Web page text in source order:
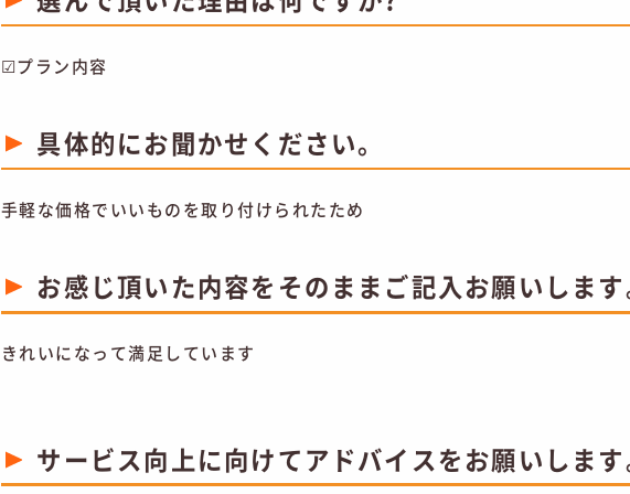
☑プラン内容
具体的にお聞かせください。
手軽な価格でいいものを取り付けられたため
お感じ頂いた内容をそのままご記入お願いしま
きれいになって満足しています
サービス向上に向けてアドバイスをお願いしま